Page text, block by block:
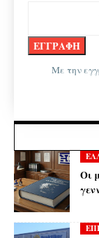
Με την
Οι